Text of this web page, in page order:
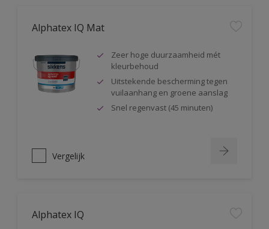
Alphatex IQ Mat
Zeer hoge duurzaamheid mét
kleurbehoud
Uitstekende bescherming tegen
vuilaanhang en groene aanslag
Snel regenvast (45 minuten)
Vergelijk
Alphatex IQ